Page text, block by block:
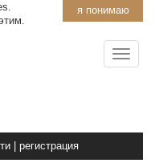
я понимаю
регистрация